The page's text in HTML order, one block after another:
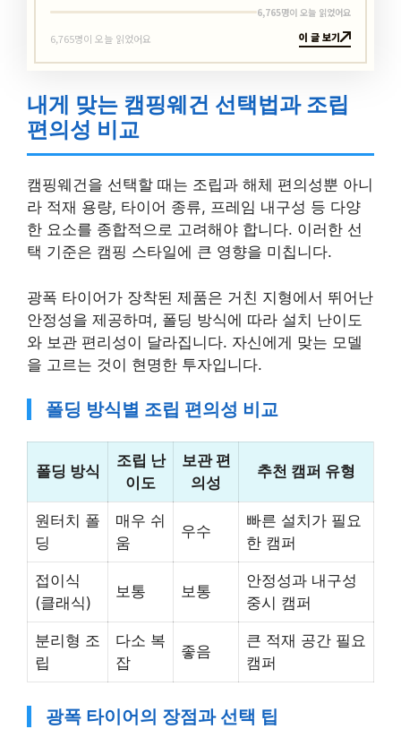
6,765명이 오늘 읽었어요
6,765명이 오늘 읽었어요 이 글 보기
내게 맞는 캠핑웨건 선택법과 조립
편의성 비교
캠핑웨건을 선택할 때는 조립과 해체 편의성뿐 아니
라 적재 용량, 타이어 종류, 프레임 내구성 등 다양
한 요소를 종합적으로 고려해야 합니다. 이러한 선
택 기준은 캠핑 스타일에 큰 영향을 미칩니다.
광폭 타이어가 장착된 제품은 거친 지형에서 뛰어난
안정성을 제공하며, 폴딩 방식에 따라 설치 난이도
와 보관 편리성이 달라집니다. 자신에게 맞는 모델
을 고르는 것이 현명한 투자입니다.
폴딩 방식별 조립 편의성 비교
폴딩 방식
조립 난
이도
보관 편
의성
추천 캠퍼 유형
원터치 폴
딩
매우 쉬
움
우수
빠른 설치가 필요
한 캠퍼
접이식
(클래식)
보통 보통
안정성과 내구성
중시 캠퍼
분리형 조
립
다소 복
잡
좋음
큰 적재 공간 필요
캠퍼
광폭 타이어의 장점과 선택 팁